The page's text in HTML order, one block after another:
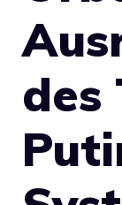
des